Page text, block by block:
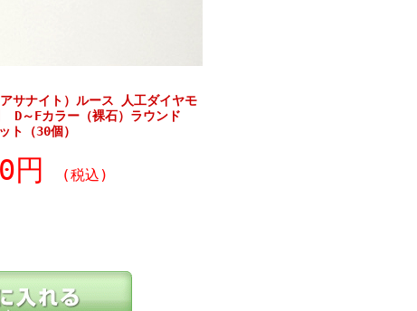
サナイト）ルース 人工ダイヤモ
D～Fカラー（裸石）ラウンド
ト（30個）
円 (税込)